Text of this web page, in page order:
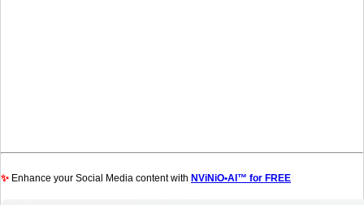
✨ Enhance your Social Media content with NViNiO•AI™ for FREE